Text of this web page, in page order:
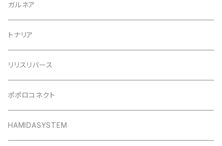
ガルネア
トナリア
リリスリバース
ポポロコネクト
HAMIDASYSTEM